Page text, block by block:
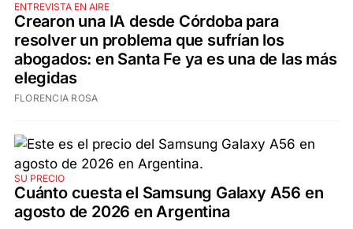
ENTREVISTA EN AIRE
Crearon una IA desde Córdoba para
resolver un problema que sufrían los
abogados: en Santa Fe ya es una de las más
elegidas
FLORENCIA ROSA
SU PRECIO
Cuánto cuesta el Samsung Galaxy A56 en
agosto de 2026 en Argentina